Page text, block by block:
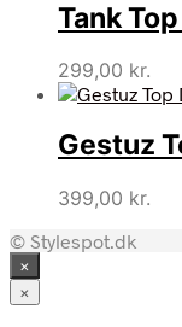
Tank
299,00 kr.
Gestuz
399,00 kr.
© Stylespot.dk
×
×